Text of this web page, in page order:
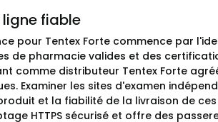
fiable
pour Tentex Forte commence par
de pharmacie valides et des
comme distributeur Tentex Forte
Examiner les sites d'examen
et la fiabilité de la livraison de
HTTPS sécurisé et offre des